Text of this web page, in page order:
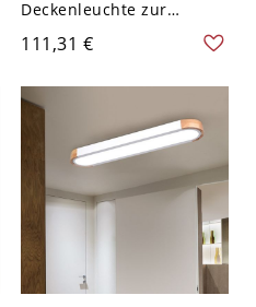
Deckenleuchte zur
Direktmontage mit
weißem Schirm für den
Heimgebrauch - Weiß
110V-120V 24,13 cm
Weißlicht
111,31 €